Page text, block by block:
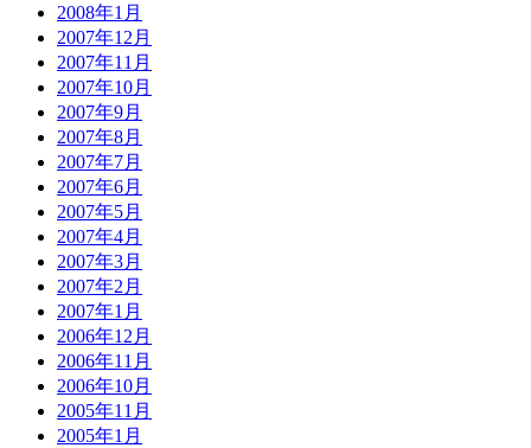
2008年1月
2007年12月
2007年11月
2007年10月
2007年9月
2007年8月
2007年7月
2007年6月
2007年5月
2007年4月
2007年3月
2007年2月
2007年1月
2006年12月
2006年11月
2006年10月
2005年11月
2005年1月